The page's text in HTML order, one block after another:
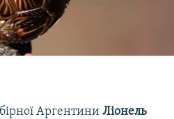
АргентиниЛіонель